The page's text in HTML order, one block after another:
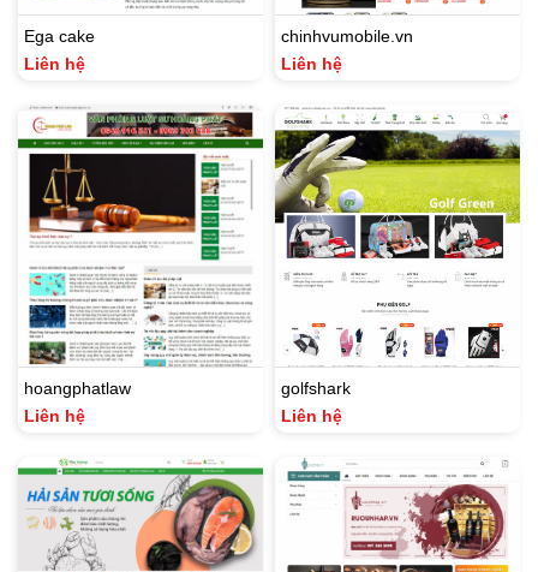
Ega cake
Liên hệ
chinhvumobile.vn
Liên hệ
hoangphatlaw
Liên hệ
golfshark
Liên hệ